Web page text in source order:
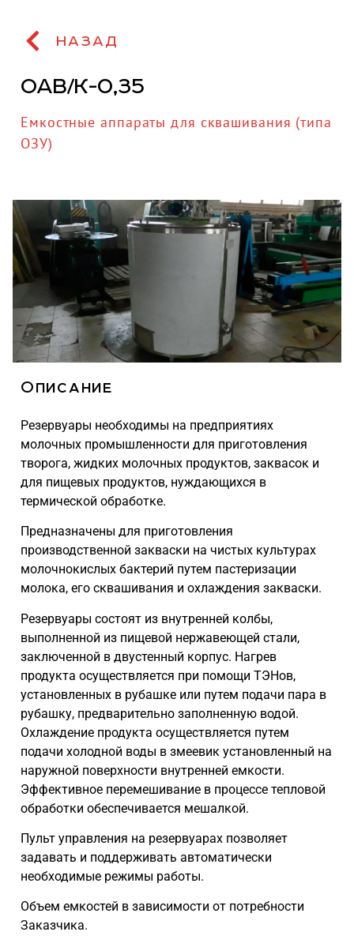
НАЗАД
ОАВ/К-0,35
Емкостные аппараты для сквашивания (типа
ОЗУ)
Описание
Резервуары необходимы на предприятиях
молочных промышленности для приготовления
творога, жидких молочных продуктов, заквасок и
для пищевых продуктов, нуждающихся в
термической обработке.
Предназначены для приготовления
производственной закваски на чистых культурах
молочнокислых бактерий путем пастеризации
молока, его сквашивания и охлаждения закваски.
Резервуары состоят из внутренней колбы,
выполненной из пищевой нержавеющей стали,
заключенной в двустенный корпус. Нагрев
продукта осуществляется при помощи ТЭНов,
установленных в рубашке или путем подачи пара в
рубашку, предварительно заполненную водой.
Охлаждение продукта осуществляется путем
подачи холодной воды в змеевик установленный на
наружной поверхности внутренней емкости.
Эффективное перемешивание в процессе тепловой
обработки обеспечивается мешалкой.
Пульт управления на резервуарах позволяет
задавать и поддерживать автоматически
необходимые режимы работы.
Объем емкостей в зависимости от потребности
Заказчика.